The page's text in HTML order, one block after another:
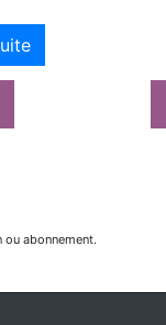
abonnement.